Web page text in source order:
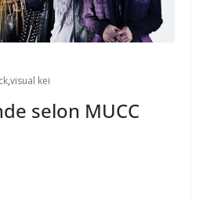
,visual kei
selon MUCC